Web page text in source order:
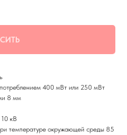
400 мВт или 250 мВт
8 мм
кВ
температуре окружающей среды 85